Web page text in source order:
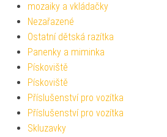
mozaiky a vkládačky
Nezařazené
Ostatní dětská razítka
Panenky a miminka
Pískoviště
Pískoviště
Příslušenství pro vozítka
Příslušenství pro vozítka
Skluzavky